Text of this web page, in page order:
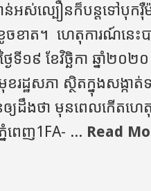
ន់អស់ល្បឿនក៏បន្តទៅបុក
ចខាត។ ហេតុការណ៍​នេះ
ទី១៩​ ខែវិច្ឆិកា ឆ្នាំ២០
រដ្ឋសភា​ ស្ថិតក្នុងសង្កា
ឲ្យដឹងថា​ មុនពេលកេីតហ
ពេញ1FA- ... Read